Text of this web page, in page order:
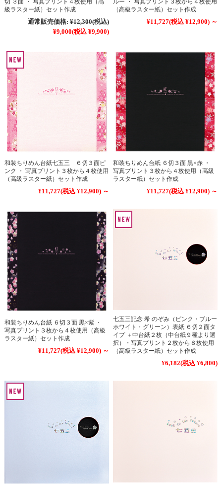
切 ３面 ・ 写真プリント４枚使用（高
級ラスター紙）セット作成
通常販売価格: ¥12,300(税込)
¥9,000(税込 ¥9,900)
ルー ・ 写真プリント３枚から４枚使用
（高級ラスター紙）セット作成
¥11,727(税込 ¥12,900) ～
和装ちりめん台紙七五三 ６切３面ピ
ンク ・ 写真プリント３枚から４枚使用
（高級ラスター紙）セット作成
¥11,727(税込 ¥12,900) ～
和装ちりめん台紙 ６切３面 黒×赤 ・
写真プリント３枚から４枚使用（高級
ラスター紙）セット作成
¥11,727(税込 ¥12,900) ～
和装ちりめん台紙 ６切３面 黒×紫 ・
写真プリント３枚から４枚使用（高級
ラスター紙）セット作成
¥11,727(税込 ¥12,900) ～
七五三記念 希 のぞみ（ピンク・ブルー
ホワイト・グリーン）表紙 ６切２面タ
イプ ＋中台紙２枚（中台紙９種より選
択）・写真プリント２枚から８枚使用
（高級ラスター紙）セット作成
¥6,182(税込 ¥6,800)